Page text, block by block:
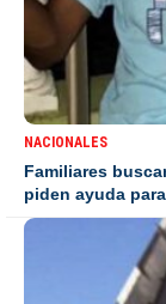
NACIONALES
Familiares
piden ayuda